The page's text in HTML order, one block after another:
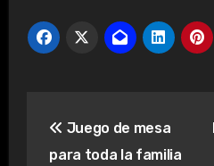
de
Juego de mesa
para toda la familia